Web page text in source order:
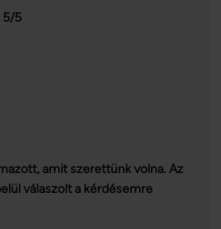
5/5
amit szerettünk volna. Az
válaszolt a kérdésemre